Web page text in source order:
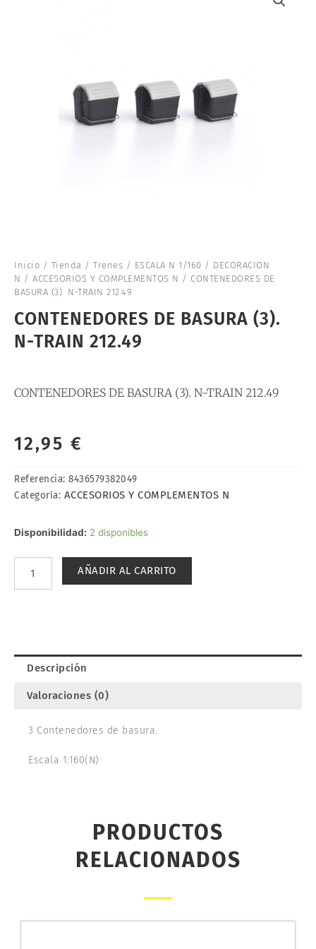
Inicio / Tienda / Trenes / ESCALA N 1/160 / DECORACION
N / ACCESORIOS Y COMPLEMENTOS N / CONTENEDORES DE
BASURA (3). N-TRAIN 212.49
CONTENEDORES DE BASURA (3).
N-TRAIN 212.49
CONTENEDORES DE BASURA (3). N-TRAIN 212.49
12,95 €
Referencia: 8436579382049
Categoría: ACCESORIOS Y COMPLEMENTOS N
Disponibilidad: 2 disponibles
CONTENEDORES
AÑADIR AL CARRITO
Descripción
Valoraciones (0)
3 Contenedores de basura.
Escala 1:160(N)
PRODUCTOS
RELACIONADOS